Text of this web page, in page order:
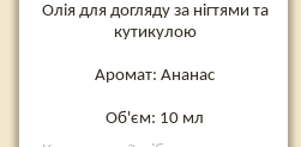
Олія для догляду за нігтями та
кутикулою
Аромат: Ананас
Об'єм: 10 мл